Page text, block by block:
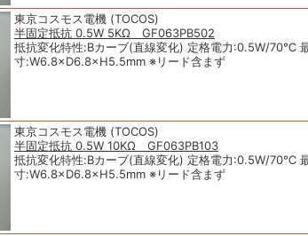
東京コスモス電機 (TOCOS)
半固定抵抗 0.5W 5KΩ GF063PB502
抵抗変化特性:Bカーブ(直線変化) 定格電力:0.5W/70℃
寸:W6.8×D6.8×H5.5mm ※リード含まず
東京コスモス電機 (TOCOS)
半固定抵抗 0.5W 10KΩ GF063PB103
抵抗変化特性:Bカーブ(直線変化) 定格電力:0.5W/70℃
寸:W6.8×D6.8×H5.5mm ※リード含まず